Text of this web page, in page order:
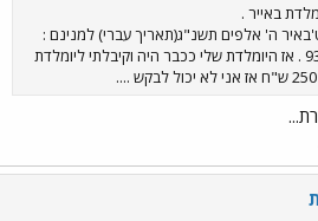
באייר .
ה' אלפים תשנ"ג(תאריך עברי) למנינם :
30. 4. 93 . אז היומלדת שלי ככבר היה וקיבלתי ליומלדת